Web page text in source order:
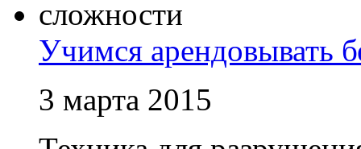
Учимся арендовывать
3 марта 2015